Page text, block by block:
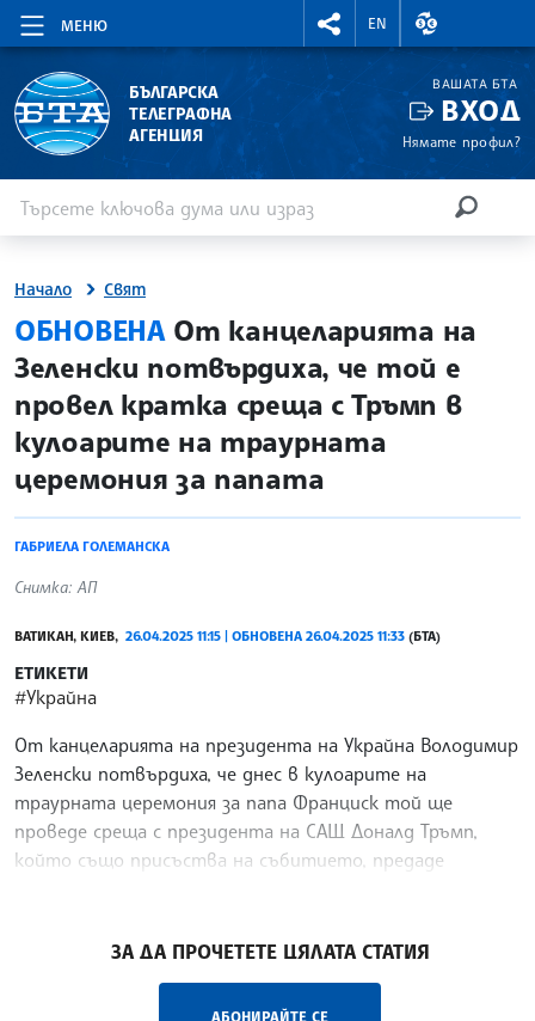
МЕНЮ
RIGHTMENU.SOCIAL
EN
ВАЛУТНИ
БЪЛГАРСКА
ТЕЛЕГРАФНА
АГЕНЦИЯ
ВАШАТА БТА
ВХОД
Нямате профил?
Начало Свят
site.bta
ОБНОВЕНАОт канцеларията на
Зеленски потвърдиха, че той е
провел кратка среща с Тръмп в
кулоарите на траурната
церемония за папата
ГАБРИЕЛА ГОЛЕМАНСКА
Снимка: АП
ВАТИКАН, КИЕВ, 26.04.2025 11:15 | ОБНОВЕНА 26.04.2025 11:33 (БТА)
ЕТИКЕТИ
#Украйна
От канцеларията на президента на Украйна Володимир
Зеленски потвърдиха, че днес в кулоарите на
траурната церемония за папа Франциск той ще
проведе среща с президента на САЩ Доналд Тръмп,
който също присъства на събитието, предаде
ЗА ДА ПРОЧЕТЕТЕ ЦЯЛАТА СТАТИЯ
АБОНИРАЙТЕ СЕ